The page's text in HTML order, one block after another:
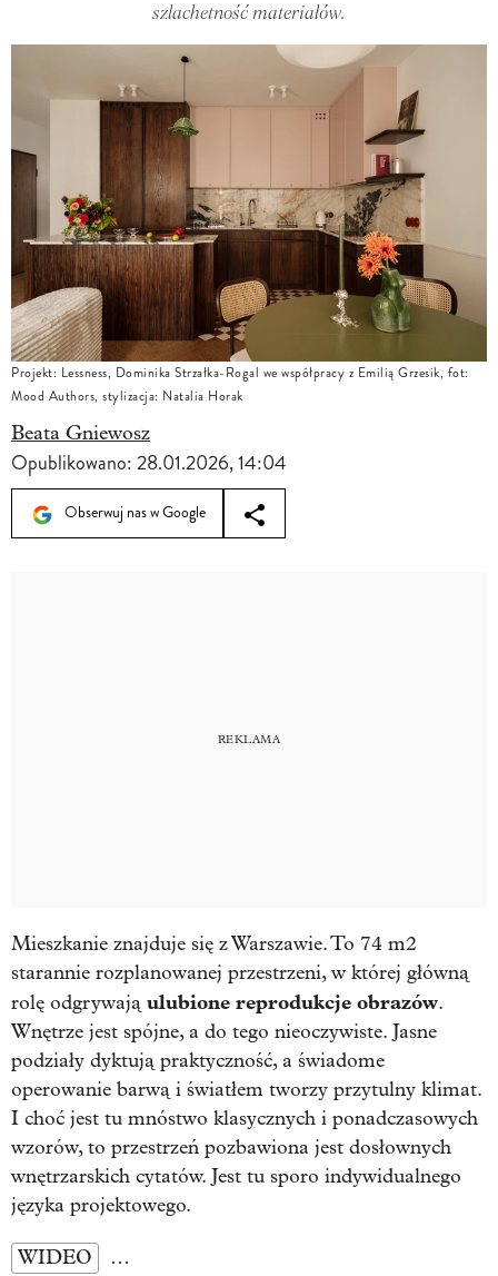
szlachetność materiałów.
Projekt: Lessness, Dominika Strzałka-Rogal we współpracy z Emilią Grzesik, fot:
Mood Authors, stylizacja: Natalia Horak
Beata Gniewosz
Opublikowano:28.01.2026, 14:04
Obserwuj nas w Google
Mieszkanie znajduje się z Warszawie. To 74 m2
starannie rozplanowanej przestrzeni, w której główną
rolę odgrywają ulubione reprodukcje obrazów.
Wnętrze jest spójne, a do tego nieoczywiste. Jasne
podziały dyktują praktyczność, a świadome
operowanie barwą i światłem tworzy przytulny klimat.
I choć jest tu mnóstwo klasycznych i ponadczasowych
wzorów, to przestrzeń pozbawiona jest dosłownych
wnętrzarskich cytatów. Jest tu sporo indywidualnego
języka projektowego.
WIDEO …